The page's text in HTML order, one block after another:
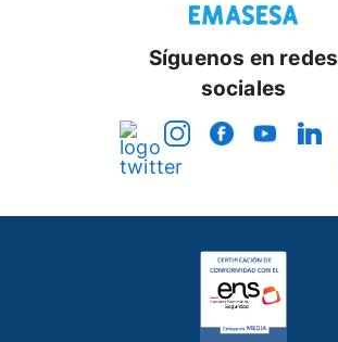
Síguenos en redes
sociales